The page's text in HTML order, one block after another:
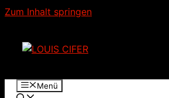
Zum Inhalt springen
Menü